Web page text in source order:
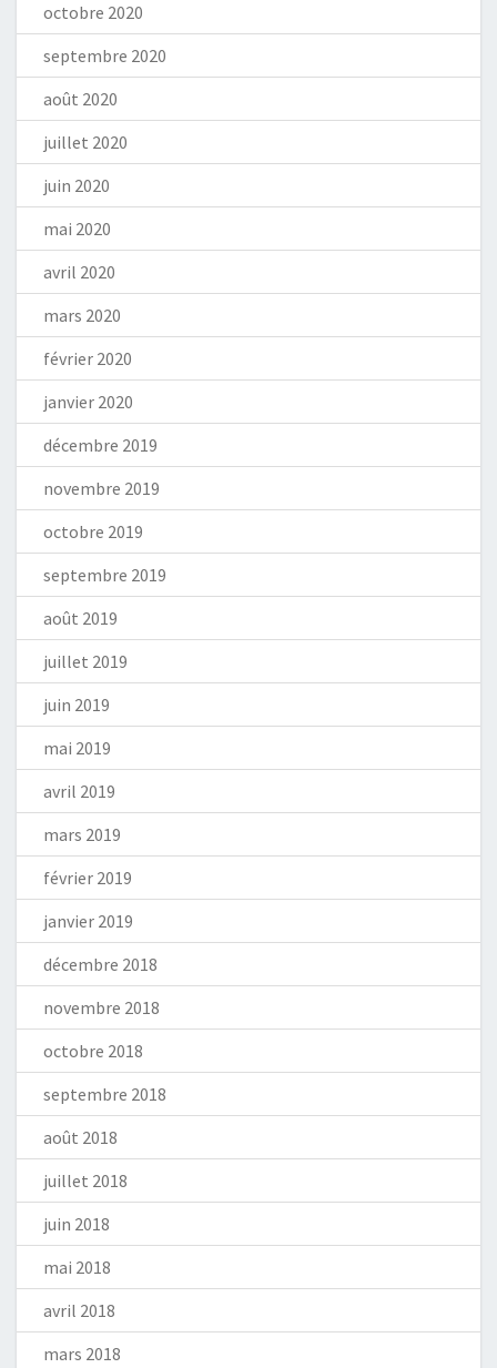
octobre 2020
septembre 2020
août 2020
juillet 2020
juin 2020
mai 2020
avril 2020
mars 2020
février 2020
janvier 2020
décembre 2019
novembre 2019
octobre 2019
septembre 2019
août 2019
juillet 2019
juin 2019
mai 2019
avril 2019
mars 2019
février 2019
janvier 2019
décembre 2018
novembre 2018
octobre 2018
septembre 2018
août 2018
juillet 2018
juin 2018
mai 2018
avril 2018
mars 2018